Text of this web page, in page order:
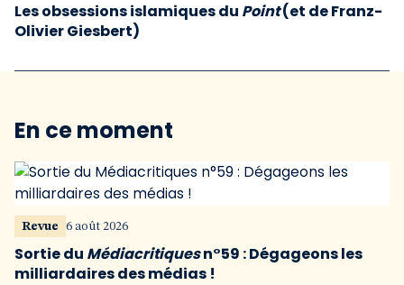
Les obsessions islamiques du Point(et de Franz-
Olivier Giesbert)
En ce moment
Revue 6 août 2026
Sortie du Médiacritiquesn°59 : Dégageons les
milliardaires des médias !